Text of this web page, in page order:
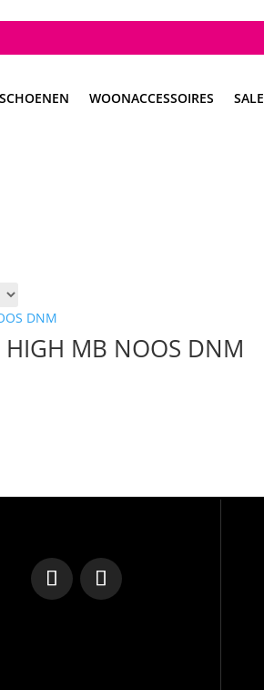
SCHOENEN WOONACCESSOIRES SALE
HIGH MB NOOS DNM